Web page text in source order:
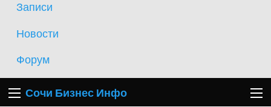
Записи
Новости
Форум
Сочи Бизнес Инфо